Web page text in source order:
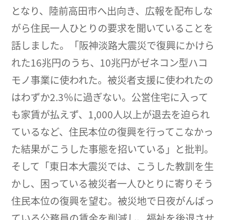
となり、陸前高田市へ出向き、広報を配布しな
がら住民一人ひとりの要求を聞いていることを
話しました。「阪神淡路大震災で復興にかけら
れた16兆円のうち、10兆円がゼネコン型ハコ
モノ事業に使われた。被災者支援に使われたの
はわずか2.3％に過ぎない。公営住宅に入って
も家賃が払えず、1,000人以上が退去を迫られ
ているなど、住民本位の復興を行ってこなかっ
た結果がこうした事態を招いている」と批判。
そして「東日本大震災では、こうした教訓を生
かし、困っている被災者一人ひとりに寄りそう
住民本位の復興を望む。被災地で日夜がんばっ